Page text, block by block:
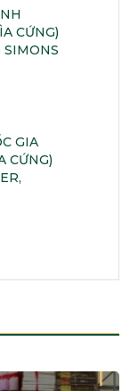
CỨNG)
SIMONS
GIA
CỨNG)